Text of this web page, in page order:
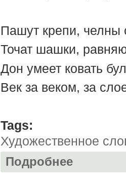
Пашут крепи,
Точат шашки,
Дон умеет ковать
Век за веком, за
Tags:
Художественное
Подробнее